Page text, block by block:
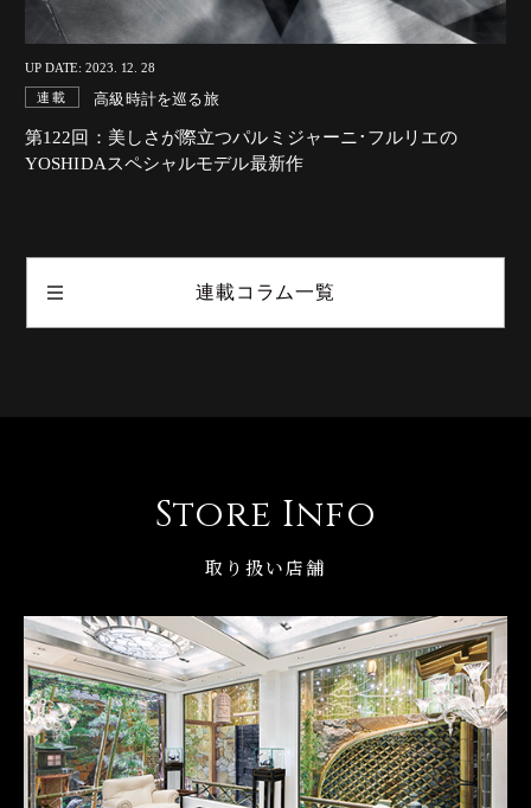
UP DATE: 2023. 12. 28
連載 高級時計を巡る旅
第122回：美しさが際立つパルミジャーニ･フルリエの
YOSHIDAスペシャルモデル最新作
連載コラム一覧
Store Info
取り扱い店舗